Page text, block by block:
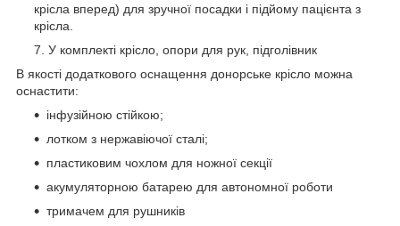
крісла вперед) для зручної посадки і підйому пацієнта з
крісла.
У комплекті крісло, опори для рук, підголівник
В якості додаткового оснащення донорське крісло можна
оснастити:
інфузійною стійкою;
лотком з нержавіючої сталі;
пластиковим чохлом для ножної секції
акумуляторною батарею для автономної роботи
тримачем для рушників